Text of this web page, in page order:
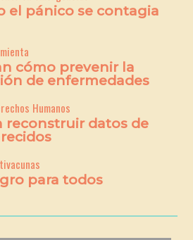
el pánico se contagia
cómo prevenir la
de enfermedades
Humanos
reconstruir datos de
para todos